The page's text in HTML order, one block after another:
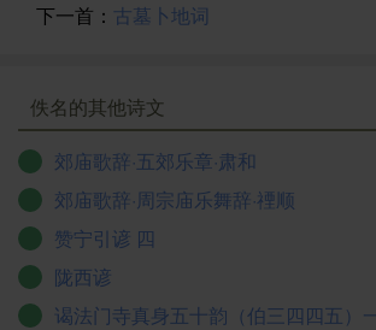
下一首： 古墓卜地词
佚名的其他诗文
郊庙歌辞·五郊乐章·肃和
郊庙歌辞·周宗庙乐舞辞·禋顺
赞宁引谚 四
陇西谚
谒法门寺真身五十韵（伯三四四五）